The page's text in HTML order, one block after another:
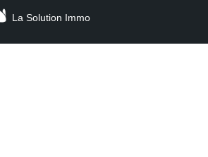
La Solution Immo